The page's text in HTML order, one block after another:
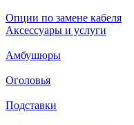
Опции по замене кабеля
Аксессуары и услуги
Амбушюры
Оголовья
Подставки